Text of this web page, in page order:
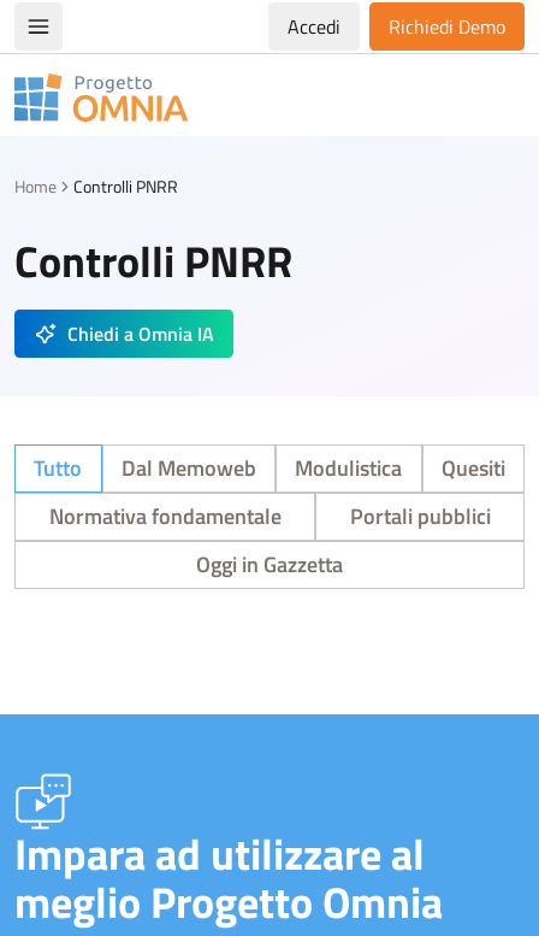
Apri/chiudi menù di navigazioneAccedi Richiedi Demo
Progetto Omnia
Home Controlli PNRR
Controlli PNRR
Chiedi a Omnia IA
Tutto Dal Memoweb Modulistica
Quesiti
Normativa fondamentale
Portali pubblici
Oggi in Gazzetta
Impara ad utilizzare al
meglio Progetto Omnia